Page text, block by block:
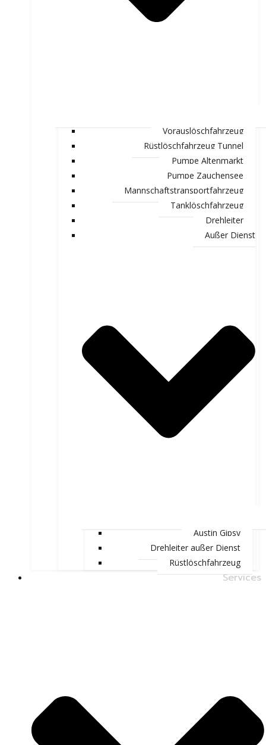
Vorauslöschfahrzeug
Rüstlöschfahrzeug Tunnel
Pumpe Altenmarkt
Pumpe Zauchensee
Mannschaftstransportfahrzeug
Tanklöschfahrzeug
Drehleiter
Außer Dienst
Austin Gipsy
Drehleiter außer Dienst
Rüstlöschfahrzeug
Services